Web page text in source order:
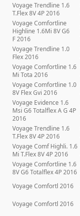
Voyage Trendline 1.6
T.Flex 8V 4P 2016
Voyage Comfortline
Highline 1.6Mi 8V G6
F 2016
Voyage Trendline 1.0
Flex 2016
Voyage Comfortline 1.6
Mi Tota 2016
Voyage Comfortline 1.0
8V Flex Gvi 2016
Voyage Evidence 1.6
Msi G6 Totalflex A G 4P
2016
Voyage Trendline 1.6
T.Flex 8V 4P 2016
Voyage Comf Highli. 1.6
Mi T.Flex 8V 4P 2016
Voyage Comfortline 1.6
8V G6 Totalflex 4P 2016
Voyage Comfortl 2016
Voyage Comfortl 2016